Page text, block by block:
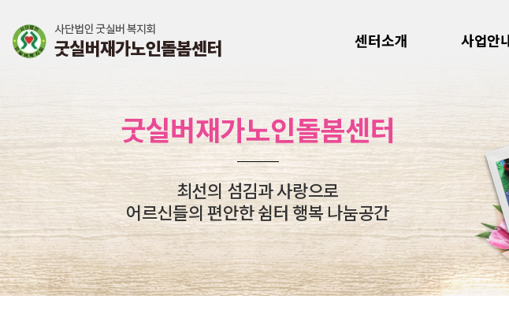
센터소개 사업안
굿실버재가노인돌봄센터
최선의 섬김과 사랑으로
어르신들의 편안한 쉼터 행복 나눔공간